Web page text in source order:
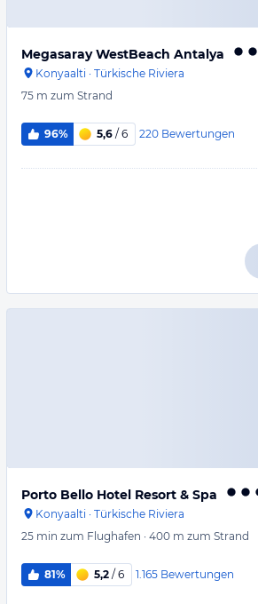
Megasaray WestBeach Antalya
Konyaalti · Türkische Riviera
75 m zum Strand
96% 5,6 / 6 220 Bewertungen
Porto Bello Hotel Resort & Spa
Konyaalti · Türkische Riviera
25 min zum Flughafen · 400 m zum Strand
81% 5,2 / 6 1.165 Bewertungen